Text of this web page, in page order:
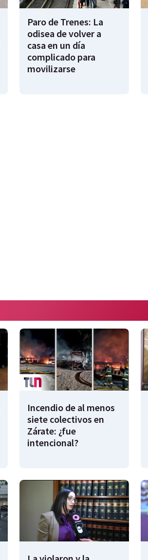
Paro de Trenes: La
odisea de volver a
casa en un día
complicado para
movilizarse
Incendio de al menos
siete colectivos en
Zárate: ¿fue
intencional?